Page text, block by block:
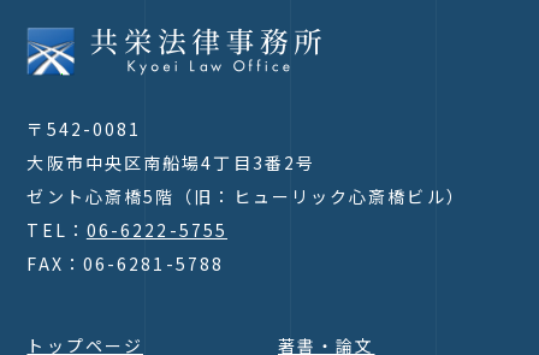
〒542-0081
大阪市中央区南船場4丁目3番2号
ゼント心斎橋5階（旧：ヒューリック心斎橋ビル）
TEL： 06-6222-5755
FAX：06-6281-5788
トップページ 著書・論文